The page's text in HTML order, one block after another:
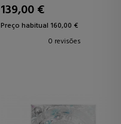
139,00 €
Preço habitual 160,00 €
0 revisões